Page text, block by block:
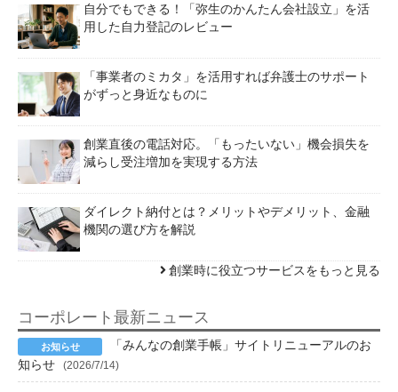
自分でもできる！「弥生のかんたん会社設立」を活
用した自力登記のレビュー
「事業者のミカタ」を活用すれば弁護士のサポート
がずっと身近なものに
創業直後の電話対応。「もったいない」機会損失を
減らし受注増加を実現する方法
ダイレクト納付とは？メリットやデメリット、金融
機関の選び方を解説
創業時に役立つサービスをもっと見る
コーポレート最新ニュース
「みんなの創業手帳」サイトリニューアルのお
知らせ
(2026/7/14)